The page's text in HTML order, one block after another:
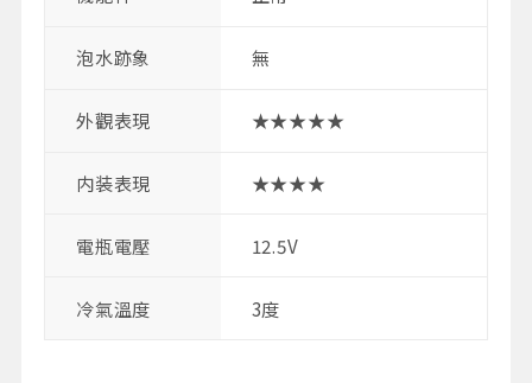
泡水跡象 無
外觀表現 ★★★★★
内装表現 ★★★★
電瓶電壓 12.5V
冷氣溫度 3度